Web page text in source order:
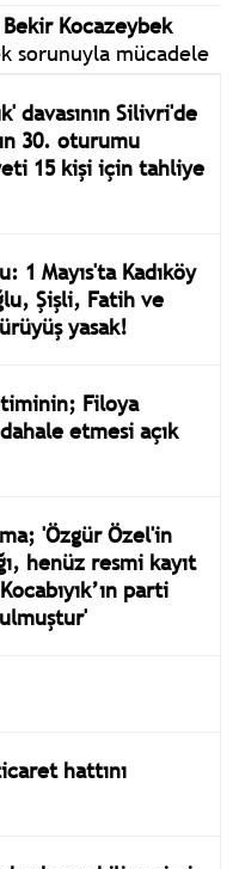
Kocazeybek
sorunuyla mücadele
davasının Silivri'de
30. oturumu
15 kişi için tahliye
1 Mayıs'ta Kadıköy
Şişli, Fatih ve
yasak!
Filoya
etmesi açık
'Özgür Özel'in
henüz resmi kayıt
parti
hattını